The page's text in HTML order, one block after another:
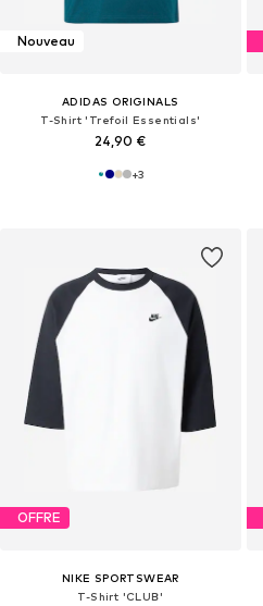
Nouveau
ADIDAS ORIGINALS
T-Shirt 'Trefoil Essentials'
24,90 €
+3
OFFRE
NIKE SPORTSWEAR
T-Shirt 'CLUB'